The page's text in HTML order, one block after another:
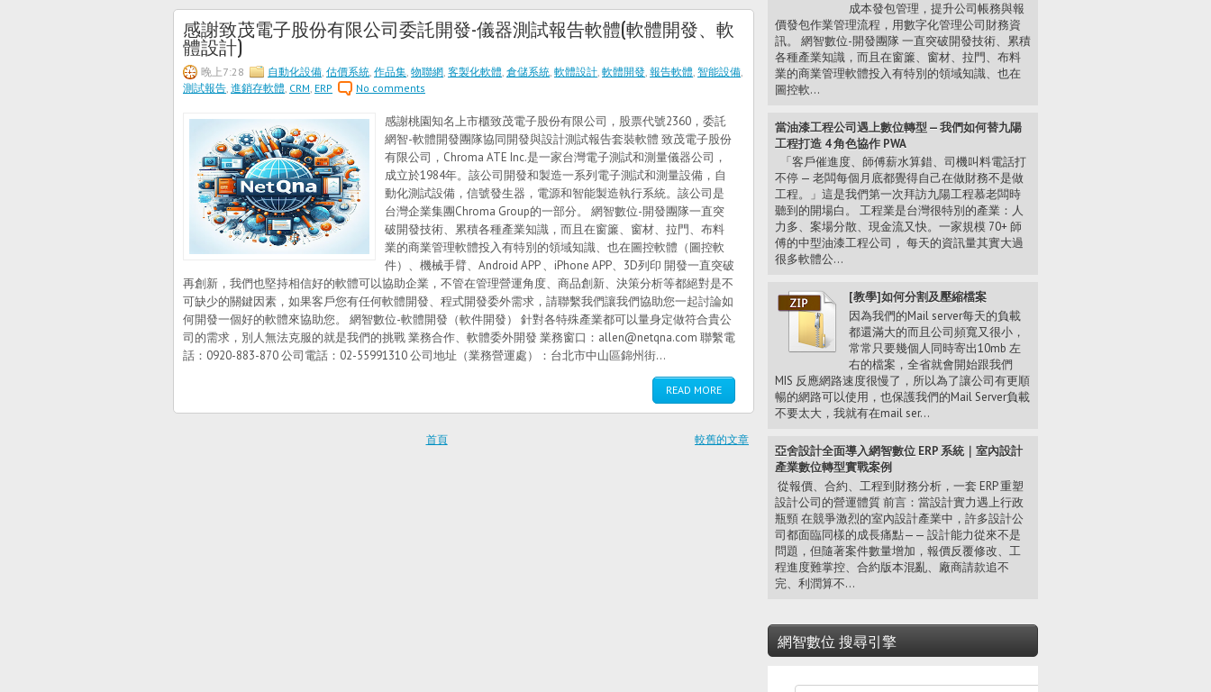
感謝致茂電子股份有限公司委託開發-儀器測試報告軟體(軟體開發、軟
體設計)
晚上7:28 自動化設備 估價系統 作品集 物聯網 客製化軟體 倉儲系統 軟體設計 軟體開發 報告軟體 智能設備
測試報告 進銷存軟體 CRM ERP No comments
感謝桃園知名上市櫃致茂電子股份有限公司，股票代號2360，委託
網智-軟體開發團隊協同開發與設計測試報告套裝軟體 致茂電子股份
有限公司，Chroma ATE Inc.是一家台灣電子測試和測量儀器公司，
成立於1984年。該公司開發和製造一系列電子測試和測量設備，自
動化測試設備，信號發生器，電源和智能製造執行系統。該公司是
台灣企業集團Chroma Group的一部分。 網智數位-開發團隊一直突
破開發技術、累積各種產業知識，而且在窗簾、窗材、拉門、布料
業的商業管理軟體投入有特別的領域知識、也在圖控軟體（圖控軟
件）、機械手臂、Android APP 、iPhone APP、3D列印 開發一直突破
再創新，我們也堅持相信好的軟體可以協助企業，不管在管理營運角度、商品創新、決策分析等都絕對是不
可缺少的關鍵因素，如果客戶您有任何軟體開發、程式開發委外需求，請聯繫我們讓我們協助您一起討論如
何開發一個好的軟體來協助您。 網智數位-軟體開發（軟件開發） 針對各特殊產業都可以量身定做符合貴公
司的需求，別人無法克服的就是我們的挑戰 業務合作、軟體委外開發 業務窗口：allen@netqna.com 聯繫電
話：0920-883-870 公司電話：02-55991310 公司地址（業務營運處）：台北市中山區錦州街...
READ MORE
較舊的文章
首頁
成本發包管理，提升公司帳務與報
價發包作業管理流程，用數字化管理公司財務資
訊。 網智數位-開發團隊 一直突破開發技術、累積
各種產業知識，而且在窗簾、窗材、拉門、布料
業的商業管理軟體投入有特別的領域知識、也在
圖控軟...
當油漆工程公司遇上數位轉型 — 我們如何替九陽
工程打造 4 角色協作 PWA
「客戶催進度、師傅薪水算錯、司機叫料電話打
不停 — 老闆每個月底都覺得自己在做財務不是做
工程。」這是我們第一次拜訪九陽工程慕老闆時
聽到的開場白。 工程業是台灣很特別的產業：人
力多、案場分散、現金流又快。一家規模 70+ 師
傅的中型油漆工程公司， 每天的資訊量其實大過
很多軟體公...
[教學]如何分割及壓縮檔案
因為我們的Mail server每天的負載
都還滿大的而且公司頻寬又很小，
常常只要幾個人同時寄出10mb 左
右的檔案，全省就會開始跟我們
MIS 反應網路速度很慢了，所以為了讓公司有更順
暢的網路可以使用，也保護我們的Mail Server負載
不要太大，我就有在mail ser...
亞舍設計全面導入網智數位 ERP 系統｜室內設計
產業數位轉型實戰案例
從報價、合約、工程到財務分析，一套 ERP 重塑
設計公司的營運體質 前言：當設計實力遇上行政
瓶頸 在競爭激烈的室內設計產業中，許多設計公
司都面臨同樣的成長痛點—— 設計能力從來不是
問題，但隨著案件數量增加，報價反覆修改、工
程進度難掌控、合約版本混亂、廠商請款追不
完、利潤算不...
網智數位 搜尋引擎